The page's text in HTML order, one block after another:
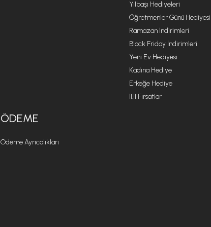
Yılbaşı Hediyeleri
Öğretmenler Günü Hediyesi
Ramazan İndirimleri
Black Friday İndirimleri
Yeni Ev Hediyesi
Kadına Hediye
Erkeğe Hediye
11.11 Fırsatlar
ÖDEME
Ödeme Ayrıcalıkları